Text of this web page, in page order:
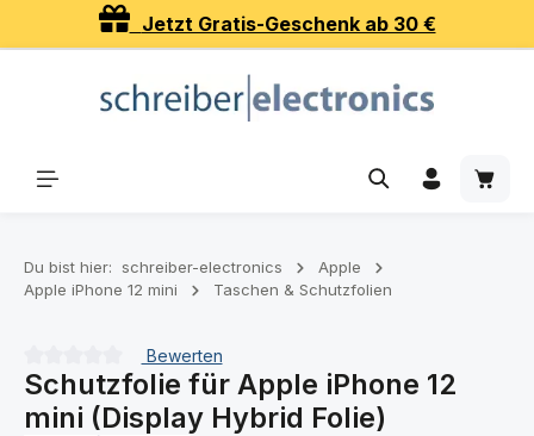
Zum Hauptinhalt springenJetzt Gratis-Geschenk ab 30 €
Du bist hier: schreiber-electronics
Apple
Apple iPhone 12 mini
Taschen & Schutzfolien
Durchschnittliche Bewertung von 0 von 5 Sternen
Bewerten
Schutzfolie für Apple iPhone 12
mini (Display Hybrid Folie)